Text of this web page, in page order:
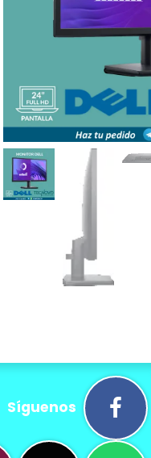
Síguenos